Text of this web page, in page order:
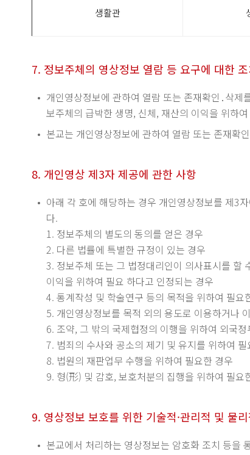
생활관
7. 정보주체의 영상정보 열람 등 요구에 대한 조
개인영상정보에 관하여 열람 또는 존재확인․삭
보주체의 급박한 생명, 신체, 재산의 이익을 위하
본교는 개인영상정보에 관하여 열람 또는 존재확
8. 개인영상 제3자 제공에 관한 사항
아래 각 호에 해당하는 경우 개인영상정보를 제3
다.
1. 정보주체의 별도의 동의를 얻은 경우
2. 다른 법률에 특별한 규정이 있는 경우
3. 정보주체 또는 그 법정대리인이 의사표시를 할
이익을 위하여 필요 하다고 인정되는 경우
4. 통계작성 및 학술연구 등의 목적을 위하여 필
5. 개인영상정보를 목적 외의 용도로 이용하거나
6. 조약, 그 밖의 국제협정의 이행을 위하여 외국
7. 범죄의 수사와 공소의 제기 및 유지를 위하여 필
8. 법원의 재판업무 수행을 위하여 필요한 경우
9. 형(形) 및 감호, 보호처분의 집행을 위하여 필요
9. 영상정보 보호를 위한 기술적·관리적 및 물
본교에서 처리하는 영상정보는 암호화 조치 등을